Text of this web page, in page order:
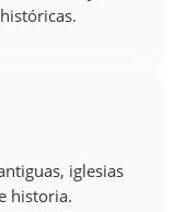
iglesias
historia.